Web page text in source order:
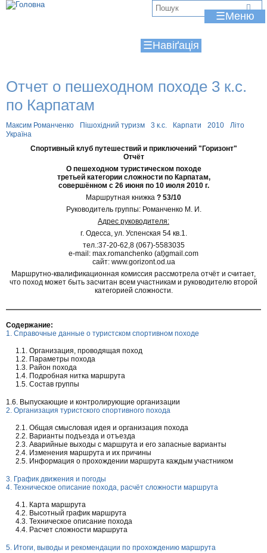
Jump to navigation
☰
☰
Отчет о пешеходном походе 3 к.с.
по Карпатам
Максим Романченко Пішохідний туризм 3 к.с. Карпати 2010
Літо
Україна
Спортивный клуб путешествий и приключений "Горизонт"
Отчёт
О пешеходном туристическом походе
третьей категории сложности по Карпатам,
совершённом с 26 июня по 10 июля 2010 г.
Маршрутная книжка ? 53/10
Руководитель группы: Романченко М. И.
Адрес руководителя:
г. Одесса, ул. Успенская 54 кв.1.
тел.:37-20-62,8 (067)-5583035
e-mail: max.romanchenko (at)gmail.com
сайт: www.gorizont.od.ua
Маршрутно-квалификационная комиссия рассмотрела отчёт и считает,
что поход может быть засчитан всем участникам и руководителю второй
категорией сложности.
Содержание:
1. Справочные данные о туристском спортивном походе
1.1. Организация, проводящая поход
1.2. Параметры похода
1.3. Район похода
1.4. Подробная нитка маршрута
1.5. Состав группы
1.6. Выпускающие и контролирующие организации
2. Организация туристского спортивного похода
2.1. Общая смысловая идея и организация похода
2.2. Варианты подъезда и отъезда
2.3. Аварийные выходы с маршрута и его запасные варианты
2.4. Изменения маршрута и их причины
2.5. Информация о прохождении маршрута каждым участником
3. График движения и погоды
4. Техническое описание похода, расчёт сложности маршрута
4.1. Карта маршрута
4.2. Высотный график маршрута
4.3. Техническое описание похода
4.4. Расчет сложности маршрута
5. Итоги, выводы и рекомендации по прохождению маршрута